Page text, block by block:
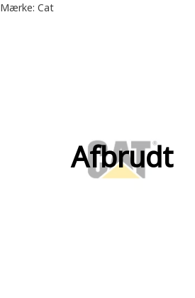
Mærke: Cat
Afbrudt